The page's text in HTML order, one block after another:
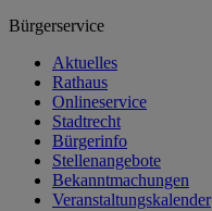
Bürgerservice
Aktuelles
Rathaus
Onlineservice
Stadtrecht
Bürgerinfo
Stellenangebote
Bekanntmachungen
Veranstaltungskalender